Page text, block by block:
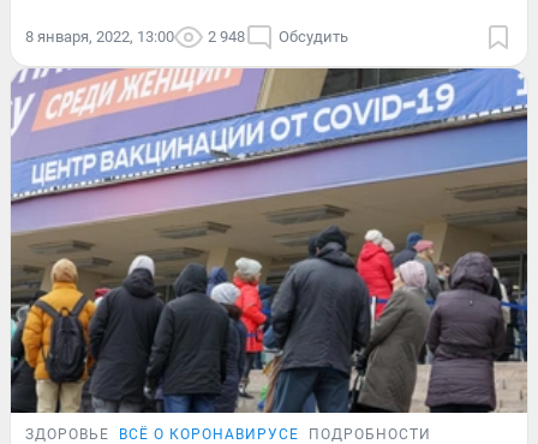
8 января, 2022, 13:00 2 948 Обсудить
ЗДОРОВЬЕ ВСЁ О КОРОНАВИРУСЕ ПОДРОБНОСТИ